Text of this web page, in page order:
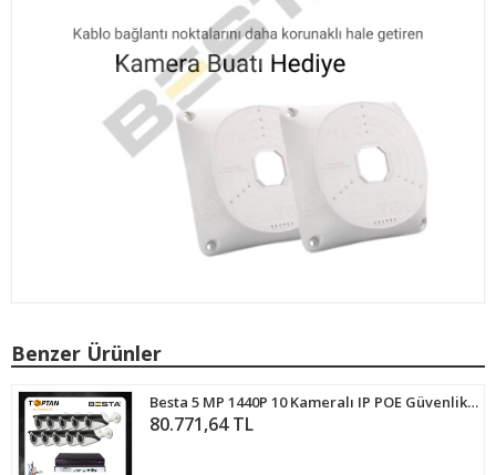
Benzer Ürünler
Besta 5 MP 1440P 10 Kameralı IP POE Güvenlik Seti KD-2540
80.771,64 TL